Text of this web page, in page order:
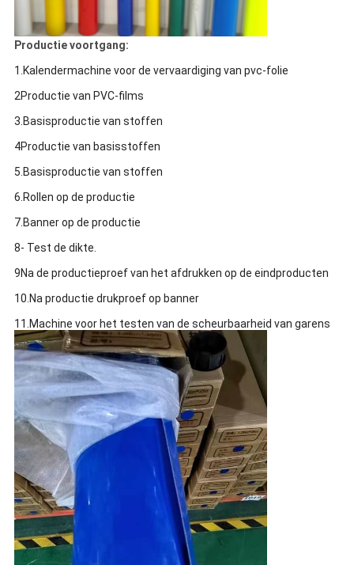
Productie voortgang:
1.Kalendermachine voor de vervaardiging van pvc-folie
2Productie van PVC-films
3.Basisproductie van stoffen
4Productie van basisstoffen
5.Basisproductie van stoffen
6.Rollen op de productie
7.Banner op de productie
8- Test de dikte.
9Na de productieproef van het afdrukken op de eindproducten
10.Na productie drukproef op banner
11.Machine voor het testen van de scheurbaarheid van garens